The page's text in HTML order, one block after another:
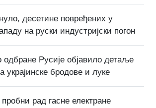
десетине повређених у
на руски индустријски погон
одбране Русије објавило детаље
украјинске бродове и луке
рад гасне електране